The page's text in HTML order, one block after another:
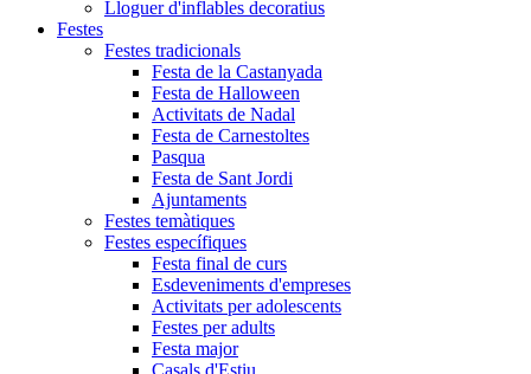
Lloguer d'inflables decoratius
Festes
Festes tradicionals
Festa de la Castanyada
Festa de Halloween
Activitats de Nadal
Festa de Carnestoltes
Pasqua
Festa de Sant Jordi
Ajuntaments
Festes temàtiques
Festes específiques
Festa final de curs
Esdeveniments d'empreses
Activitats per adolescents
Festes per adults
Festa major
Casals d'Estiu